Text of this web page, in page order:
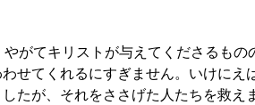
がてキリストが与えてくださるもの
せてくれるにすぎません。いけにえ
たが、それをささげた人たちを救え